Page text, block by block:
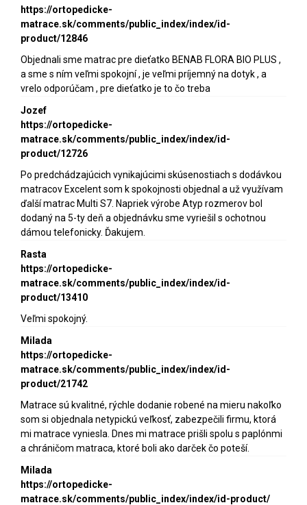
https://ortopedicke-
matrace.sk/comments/public_index/index/id-
product/12846
Objednali sme matrac pre dieťatko BENAB FLORA BIO PLUS ,
a sme s ním veľmi spokojní , je veľmi príjemný na dotyk , a
vrelo odporúčam , pre dieťatko je to čo treba
Jozef
https://ortopedicke-
matrace.sk/comments/public_index/index/id-
product/12726
Po predchádzajúcich vynikajúcimi skúsenostiach s dodávkou
matracov Excelent som k spokojnosti objednal a už využívam
ďalší matrac Multi S7. Napriek výrobe Atyp rozmerov bol
dodaný na 5-ty deň a objednávku sme vyriešil s ochotnou
dámou telefonicky. Ďakujem.
Rasta
https://ortopedicke-
matrace.sk/comments/public_index/index/id-
product/13410
Veľmi spokojný.
Milada
https://ortopedicke-
matrace.sk/comments/public_index/index/id-
product/21742
Matrace sú kvalitné, rýchle dodanie robené na mieru nakoľko
som si objednala netypickú veľkosť, zabezpečili firmu, ktorá
mi matrace vyniesla. Dnes mi matrace prišli spolu s paplónmi
a chráničom matraca, ktoré boli ako darček čo poteší.
Milada
https://ortopedicke-
matrace.sk/comments/public_index/index/id-product/